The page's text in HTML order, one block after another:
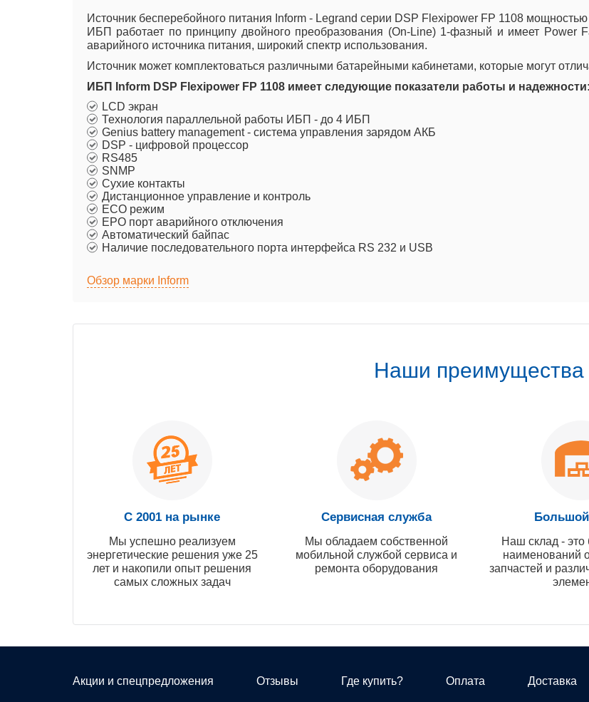
Источник бесперебойного питания Inform - Legrand серии DSP Flexipower FP 1108
ИБП работает по принципу двойного преобразования (On-Line) 1-фазный и имеет Power
аварийного источника питания, широкий спектр использования.
Источник может комплектоваться различными батарейными кабинетами, которые могут
ИБП Inform DSP Flexipower FP 1108 имеет следующие показатели работы и надежности:
LCD экран
Технология параллельной работы ИБП - до 4 ИБП
Genius battery management - система управления зарядом АКБ
DSP - цифровой процессор
RS485
SNMP
Сухие контакты
Дистанционное управление и контроль
ECO режим
EPO порт аварийного отключения
Автоматический байпас
Наличие последовательного порта интерфейса RS 232 и USB
Обзор марки Inform
Наши преимущества
С 2001 на рынке
Мы успешно реализуем
энергетические решения уже 25
лет и накопили опыт решения
самых сложных задач
Сервисная служба
Мы обладаем собственной
мобильной службой сервиса и
ремонта оборудования
Наш склад - это
наименований
запчастей и
Акции и спецпредложения Отзывы Где купить? Оплата Доставка